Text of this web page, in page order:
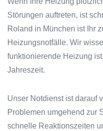
Störungen auftreten, ist
Roland in München ist Ihr
Heizungsnotfälle. Wir
funktionierende Heizung
Jahreszeit.
Unser Notdienst ist darauf
Problemen umgehend zur
schnelle Reaktionszeiten